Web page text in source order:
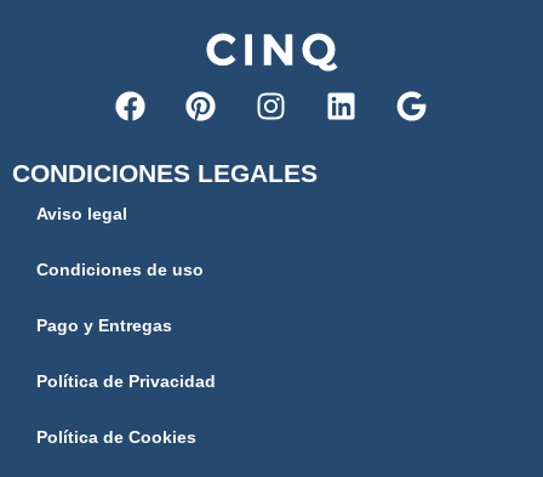
CONDICIONES LEGALES
Aviso legal
Condiciones de uso
Pago y Entregas
Política de Privacidad
Política de Cookies